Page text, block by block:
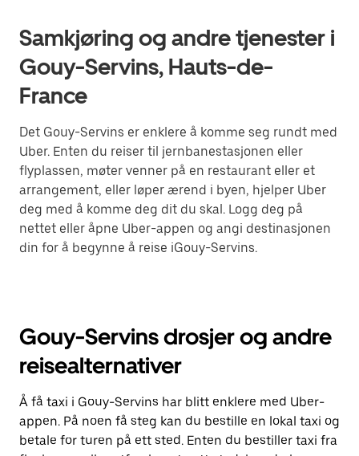
Samkjøring og andre tjenester i
Gouy-Servins, Hauts-de-
France
Det Gouy-Servins er enklere å komme seg rundt med
Uber. Enten du reiser til jernbanestasjonen eller
flyplassen, møter venner på en restaurant eller et
arrangement, eller løper ærend i byen, hjelper Uber
deg med å komme deg dit du skal. Logg deg på
nettet eller åpne Uber-appen og angi destinasjonen
din for å begynne å reise iGouy-Servins.
Gouy-Servins drosjer og andre
reisealternativer
Å få taxi i Gouy-Servins har blitt enklere med Uber-
appen. På noen få steg kan du bestille en lokal taxi og
betale for turen på ett sted. Enten du bestiller taxi fra